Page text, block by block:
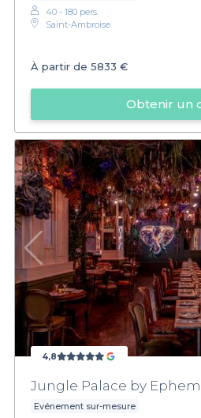
40 - 180 pers.
Saint-Ambroise
À partir de 5833 €
Obtenir un
4,8
Jungle Palace by
Evénement sur-mesure